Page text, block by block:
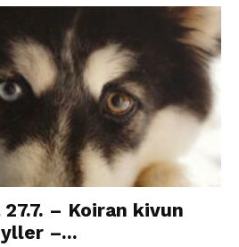
– Koiran kivun
–...